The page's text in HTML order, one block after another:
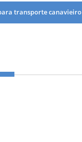
transporte canavieiro